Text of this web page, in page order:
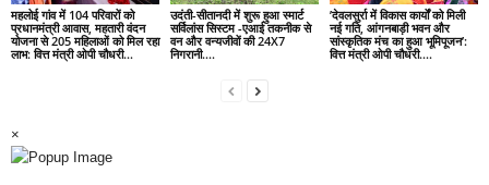
महलोई गांव में 104 परिवारों को
प्रधानमंत्री आवास, महतारी वंदन
योजना से 205 महिलाओं को मिल रहा
लाभ: वित्त मंत्री ओपी चौधरी…
उदंती-सीतानदी में शुरू हुआ स्मार्ट
सर्विलांस सिस्टम -एआई तकनीक से
वन और वन्यजीवों की 24X7
निगरानी….
’देवलसुर्रा में विकास कार्यों को मिली
नई गति, आंगनबाड़ी भवन और
सांस्कृतिक मंच का हुआ भूमिपूजन’:
वित्त मंत्री ओपी चौधरी….
×